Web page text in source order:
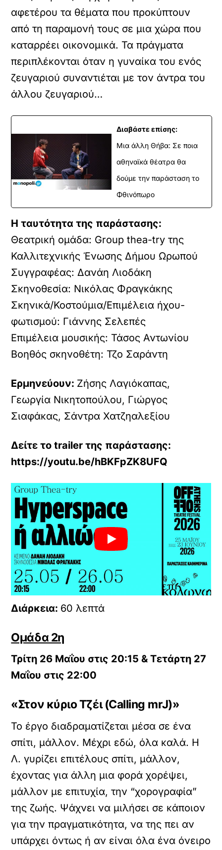
αφετέρου τα θέματα που προκύπτουν
από τη παραμονή τους σε μια χώρα που
καταρρέει οικονομικά. Τα πράγματα
περιπλέκονται όταν η γυναίκα του ενός
ζευγαριού συναντιέται με τον άντρα του
άλλου ζευγαριού…
Διαβάστε επίσης:
Μια άλλη Θήβα: Σε ποια
αθηναϊκά θέατρα θα
δούμε την παράσταση το
Φθινόπωρο
Η ταυτότητα της παράστασης:
Θεατρική ομάδα: Group thea-try της
Καλλιτεχνικής Ένωσης Δήμου Ωρωπού
Συγγραφέας: Δανάη Λιοδάκη
Σκηνοθεσία: Νικόλας Φραγκάκης
Σκηνικά/Κοστούμια/Επιμέλεια ήχου-
φωτισμού: Γιάννης Σελεπές
Επιμέλεια μουσικής: Τάσος Αντωνίου
Βοηθός σκηνοθέτη: Τζο Σαράντη
Ερμηνεύουν: Ζήσης Λαγιόκαπας,
Γεωργία Νικητοπούλου, Γιώργος
Σιαφάκας, Σάντρα Χατζηαλεξίου
Δείτε το trailer της παράστασης:
https://youtu.be/hBKFpZK8UFQ
Διάρκεια: 60 λεπτά
Ομάδα 2η
Τρίτη 26 Μαΐου στις 20:15 & Τετάρτη 27
Μαΐου στις 22:00
«Στον κύριο Τζέι (Calling mrJ)»
Το έργο διαδραματίζεται μέσα σε ένα
σπίτι, μάλλον. Μέχρι εδώ, όλα καλά. Η
Λ. γυρίζει επιτέλους σπίτι, μάλλον,
έχοντας για άλλη μια φορά χορέψει,
μάλλον με επιτυχία, την “χορογραφία”
της ζωής. Ψάχνει να μιλήσει σε κάποιον
για την πραγματικότητα, να της πει αν
υπάρχει όντως ή αν είναι όλα ένα όνειρο